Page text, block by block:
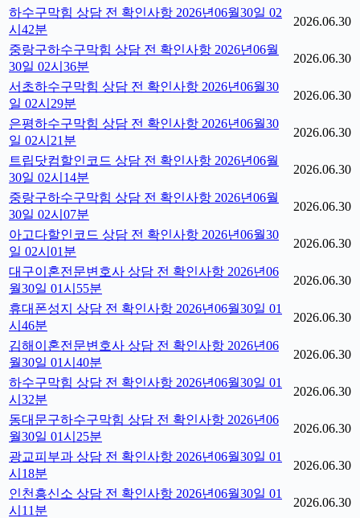
하수구막힘 상담 전 확인사항 2026년06월30일 02
시42분
2026.06.30
중랑구하수구막힘 상담 전 확인사항 2026년06월
30일 02시36분
2026.06.30
서초하수구막힘 상담 전 확인사항 2026년06월30
일 02시29분
2026.06.30
은평하수구막힘 상담 전 확인사항 2026년06월30
일 02시21분
2026.06.30
트립닷컴할인코드 상담 전 확인사항 2026년06월
30일 02시14분
2026.06.30
중랑구하수구막힘 상담 전 확인사항 2026년06월
30일 02시07분
2026.06.30
아고다할인코드 상담 전 확인사항 2026년06월30
일 02시01분
2026.06.30
대구이혼전문변호사 상담 전 확인사항 2026년06
월30일 01시55분
2026.06.30
휴대폰성지 상담 전 확인사항 2026년06월30일 01
시46분
2026.06.30
김해이혼전문변호사 상담 전 확인사항 2026년06
월30일 01시40분
2026.06.30
하수구막힘 상담 전 확인사항 2026년06월30일 01
시32분
2026.06.30
동대문구하수구막힘 상담 전 확인사항 2026년06
월30일 01시25분
2026.06.30
광교피부과 상담 전 확인사항 2026년06월30일 01
시18분
2026.06.30
인천흥신소 상담 전 확인사항 2026년06월30일 01
시11분
2026.06.30